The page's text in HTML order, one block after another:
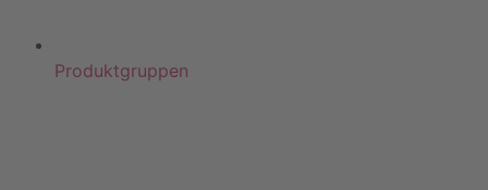
Produktgruppen